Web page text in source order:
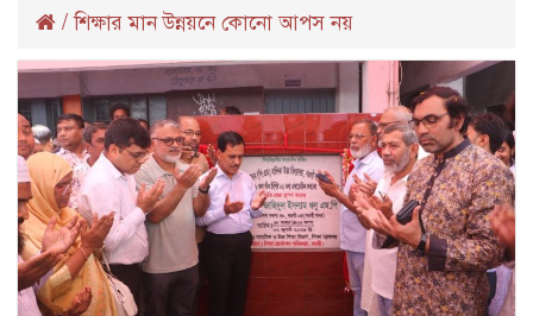
/শিক্ষার মান উন্নয়নে কোনো আপস নয়